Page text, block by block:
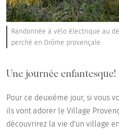
Randonnée à vélo électrique au
perché en Drôme provençale
Une journée enfantesque!
Pour ce deuxième jour, si vous
ils vont adorer le Village
découvrirez la vie d'un village